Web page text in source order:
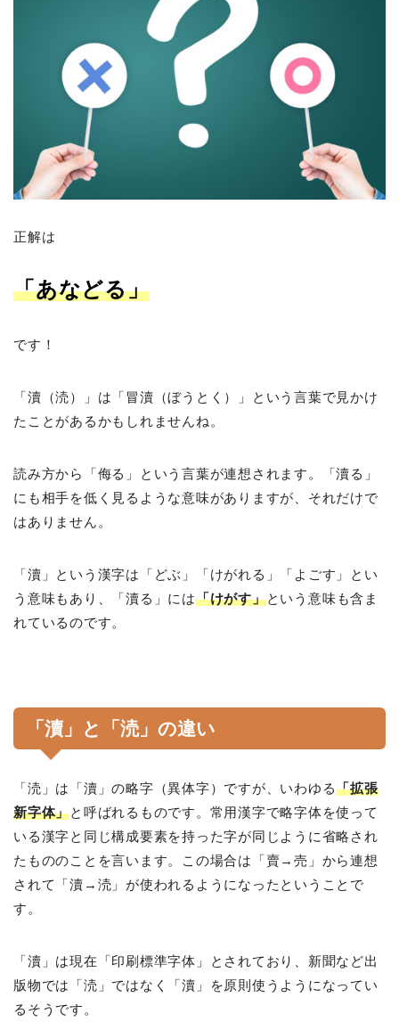
正解は
「あなどる」
です！
「瀆（涜）」は「冒瀆（ぼうとく）」という言葉で見かけ
たことがあるかもしれませんね。
読み方から「侮る」という言葉が連想されます。「瀆る」
にも相手を低く見るような意味がありますが、それだけで
はありません。
「瀆」という漢字は「どぶ」「けがれる」「よごす」とい
う意味もあり、「瀆る」には「けがす」という意味も含ま
れているのです。
「瀆」と「涜」の違い
「涜」は「瀆」の略字（異体字）ですが、いわゆる「拡張
新字体」と呼ばれるものです。常用漢字で略字体を使って
いる漢字と同じ構成要素を持った字が同じように省略され
たもののことを言います。この場合は「賣→売」から連想
されて「瀆→涜」が使われるようになったということで
す。
「瀆」は現在「印刷標準字体」とされており、新聞など出
版物では「涜」ではなく「瀆」を原則使うようになってい
るそうです。